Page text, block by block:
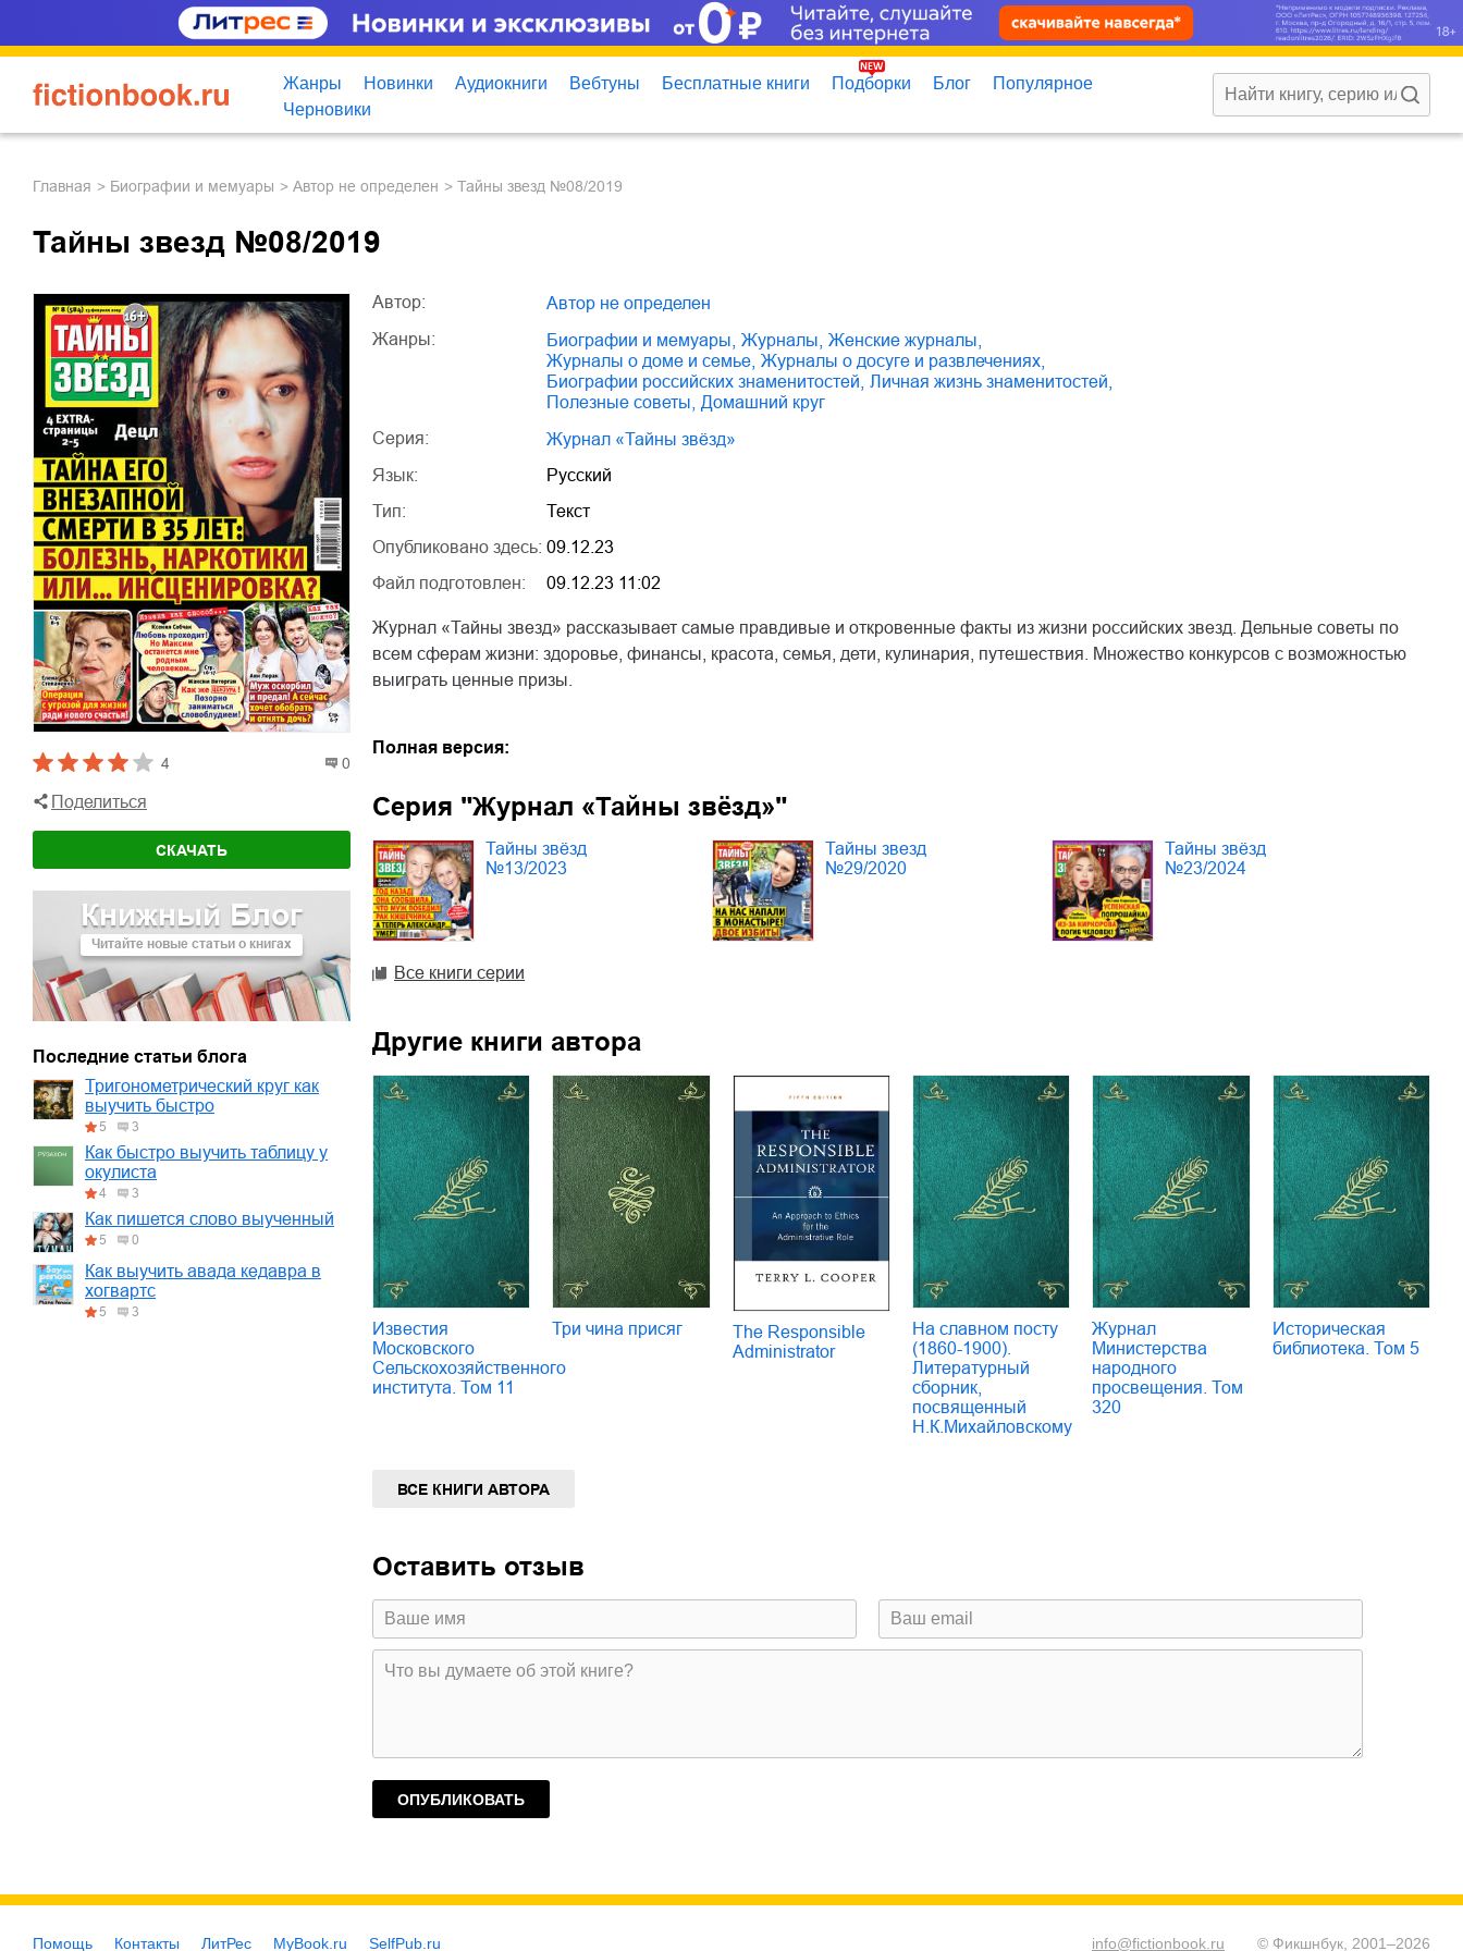
Жанры Новинки Аудиокниги Вебтуны Бесплатные книги Подборки Блог
Популярное
Черновики
Главная биографии и мемуары Автор не определен Тайны звезд №08/2019
Тайны звезд №08/2019
4 0
Поделиться
СКАЧАТЬ
Книжный Блог
Читайте новые статьи о книгах
Последние статьи блога
Тригонометрический круг как
выучить быстро
5 3
Как быстро выучить таблицу у
окулиста
4 3
Как пишется слово выученный
5 0
Как выучить авада кедавра в
хогвартс
5 3
Автор:
Автор не определен
Жанры:
биографии и мемуары журналы женские журналы
журналы о доме и семье
журналы о досуге и развлечениях
биографии российских знаменитостей
личная жизнь знаменитостей
полезные советы
домашний круг
Серия:
Журнал «Тайны звёзд»
Язык:
Русский
Тип:
Текст
Опубликовано здесь: 09.12.23
Файл подготовлен:
09.12.23 11:02
Журнал «Тайны звезд» рассказывает самые правдивые и откровенные факты из жизни российских звезд. Дельные советы по
всем сферам жизни: здоровье, финансы, красота, семья, дети, кулинария, путешествия. Множество конкурсов с возможностью
выиграть ценные призы.
Полная версия:
Серия "Журнал «Тайны звёзд»"
Тайны звёзд
№13/2023
Тайны звезд
№29/2020
Тайны звёзд
№23/2024
Все книги серии
Другие книги автора
Известия
Московского
Сельскохозяйственного
института. Том 11
Три чина присяг
The Responsible
Administrator
На славном посту
(1860-1900).
Литературный
сборник,
посвященный
Н.К.Михайловскому
Журнал
Министерства
народного
просвещения. Том
320
Историческая
библиотека. Том 5
ВСЕ КНИГИ АВТОРА
Оставить отзыв
Помощь Контакты ЛитРес MyBook.ru SelfPub.ru info@fictionbook.ru © Фикшнбук, 2001–2026